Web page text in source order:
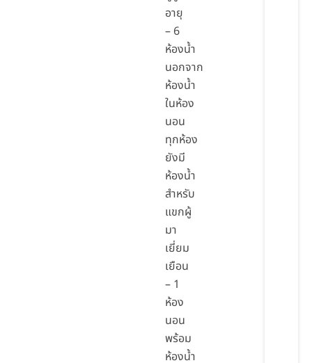
อายุ
– 6
ห้องน้ำ
นอกจาก
ห้องน้ำ
ในห้อง
นอน
ทุกห้อง
ยังมี
ห้องน้ำ
สำหรับ
แขกผู้
มา
เยี่ยม
เยือน
– 1
ห้อง
นอน
พร้อม
ห้องน้ำ